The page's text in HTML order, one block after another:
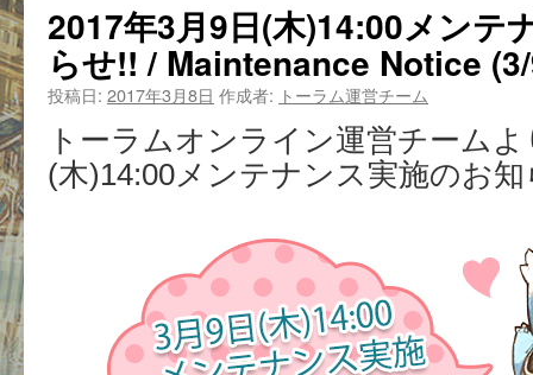
2017年3月9日(木)14:00メンテ
らせ!! / Maintenance Notice
投稿日: 2017年3月8日 作成者: トーラム運営チーム
トーラムオンライン運営チーム
(木)14:00メンテナンス実施のお